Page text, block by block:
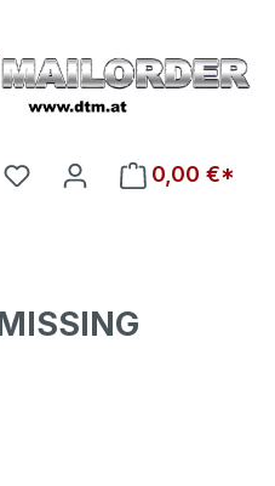
Du hast 0 Produkte auf
0,00 €*